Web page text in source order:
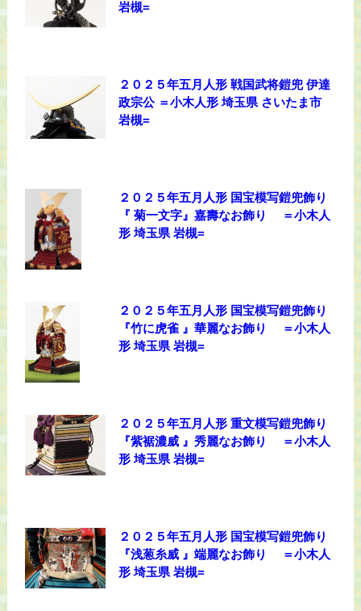
岩槻=
２０２５年五月人形 戦国武将鎧兜 伊達
政宗公 ＝小木人形 埼玉県 さいたま市
岩槻=
２０２５年五月人形 国宝模写鎧兜飾り
『 菊一文字』嘉壽なお飾り ＝小木人
形 埼玉県 岩槻=
２０２５年五月人形 国宝模写鎧兜飾り
『竹に虎雀 』華麗なお飾り ＝小木人
形 埼玉県 岩槻=
２０２５年五月人形 重文模写鎧兜飾り
『紫裾濃威 』秀麗なお飾り ＝小木人
形 埼玉県 岩槻=
２０２５年五月人形 国宝模写鎧兜飾り
『浅葱糸威 』端麗なお飾り ＝小木人
形 埼玉県 岩槻=